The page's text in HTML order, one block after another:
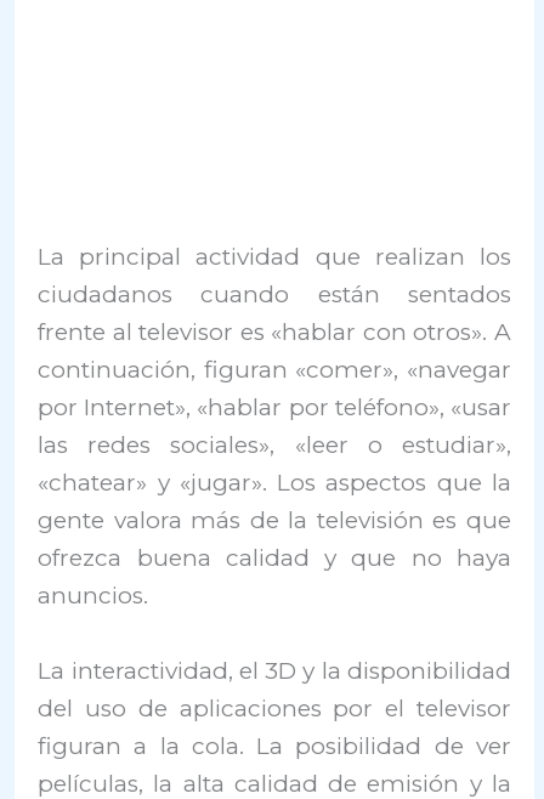
La principal actividad que realizan los
ciudadanos cuando están sentados
frente al televisor es «hablar con otros». A
continuación, figuran «comer», «navegar
por Internet», «hablar por teléfono», «usar
las redes sociales», «leer o estudiar»,
«chatear» y «jugar». Los aspectos que la
gente valora más de la televisión es que
ofrezca buena calidad y que no haya
anuncios.
La interactividad, el 3D y la disponibilidad
del uso de aplicaciones por el televisor
figuran a la cola. La posibilidad de ver
películas, la alta calidad de emisión y la